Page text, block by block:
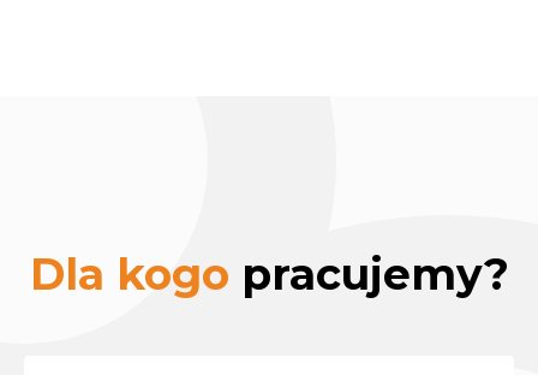
Dla kogo pracujemy?